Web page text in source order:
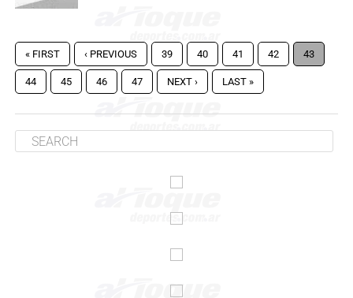
« FIRST ‹ PREVIOUS 39 40 41 42 43
44 45 46 47 NEXT › LAST »